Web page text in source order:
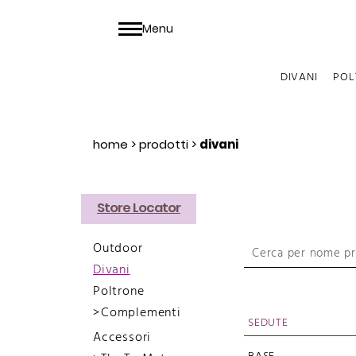
Menu
DIVANI
home >prodotti> divani
Store Locator
Outdoor
Divani
Poltrone
Complementi
Wallpaper
Accessori
SEDUTE